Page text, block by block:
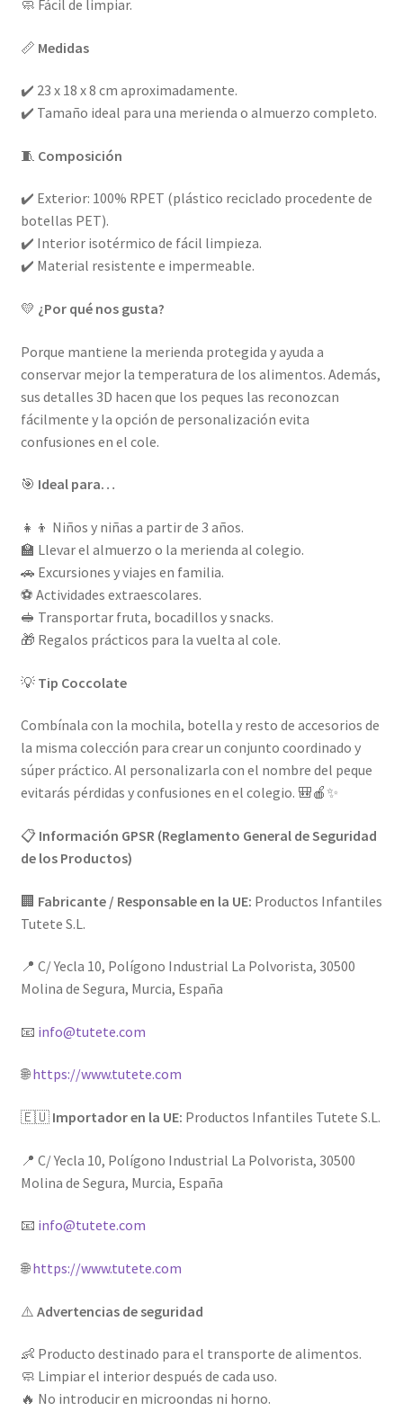
🧼 Fácil de limpiar.
📏 Medidas
✔️ 23 x 18 x 8 cm aproximadamente.
✔️ Tamaño ideal para una merienda o almuerzo completo.
🧵 Composición
✔️ Exterior: 100% RPET (plástico reciclado procedente de
botellas PET).
✔️ Interior isotérmico de fácil limpieza.
✔️ Material resistente e impermeable.
💛 ¿Por qué nos gusta?
Porque mantiene la merienda protegida y ayuda a
conservar mejor la temperatura de los alimentos. Además,
sus detalles 3D hacen que los peques las reconozcan
fácilmente y la opción de personalización evita
confusiones en el cole.
🎯 Ideal para…
👧👦 Niños y niñas a partir de 3 años.
🏫 Llevar el almuerzo o la merienda al colegio.
🚗 Excursiones y viajes en familia.
⚽ Actividades extraescolares.
🥪 Transportar fruta, bocadillos y snacks.
🎁 Regalos prácticos para la vuelta al cole.
💡 Tip Coccolate
Combínala con la mochila, botella y resto de accesorios de
la misma colección para crear un conjunto coordinado y
súper práctico. Al personalizarla con el nombre del peque
evitarás pérdidas y confusiones en el colegio. 🎒🍎✨
📋 Información GPSR (Reglamento General de Seguridad
de los Productos)
🏢 Fabricante / Responsable en la UE: Productos Infantiles
Tutete S.L.
📍 C/ Yecla 10, Polígono Industrial La Polvorista, 30500
Molina de Segura, Murcia, España
📧 info@tutete.com
🌐https://www.tutete.com
🇪🇺 Importador en la UE: Productos Infantiles Tutete S.L.
📍 C/ Yecla 10, Polígono Industrial La Polvorista, 30500
Molina de Segura, Murcia, España
📧 info@tutete.com
🌐https://www.tutete.com
⚠️ Advertencias de seguridad
👶 Producto destinado para el transporte de alimentos.
🧼 Limpiar el interior después de cada uso.
🔥 No introducir en microondas ni horno.